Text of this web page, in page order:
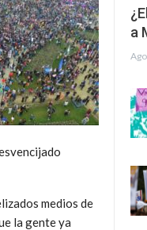
medios de
la gente ya
a